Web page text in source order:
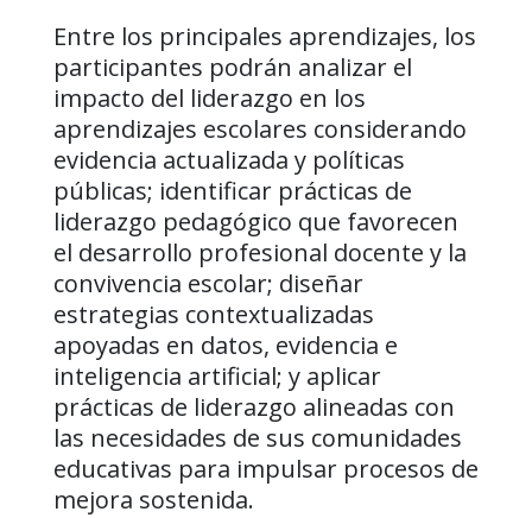
Entre los principales aprendizajes, los
participantes podrán analizar el
impacto del liderazgo en los
aprendizajes escolares considerando
evidencia actualizada y políticas
públicas; identificar prácticas de
liderazgo pedagógico que favorecen
el desarrollo profesional docente y la
convivencia escolar; diseñar
estrategias contextualizadas
apoyadas en datos, evidencia e
inteligencia artificial; y aplicar
prácticas de liderazgo alineadas con
las necesidades de sus comunidades
educativas para impulsar procesos de
mejora sostenida.